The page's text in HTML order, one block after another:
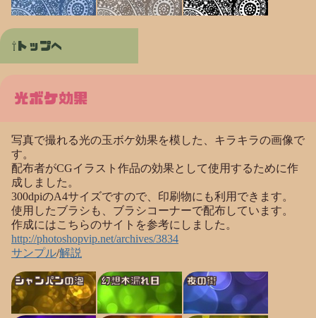
トップへ
光ボケ効果
写真で撮れる光の玉ボケ効果を模した、キラキラの画像で
す。
配布者がCGイラスト作品の効果として使用するために作
成しました。
300dpiのA4サイズですので、印刷物にも利用できます。
使用したブラシも、ブラシコーナーで配布しています。
作成にはこちらのサイトを参考にしました。
http://photoshopvip.net/archives/3834
サンプル/解説
シャンパンの泡 幻想木漏れ日 夜の街